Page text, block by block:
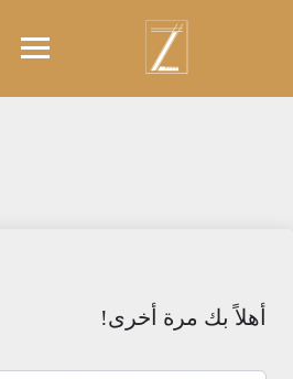
أهلاً بك مرة أخرى!